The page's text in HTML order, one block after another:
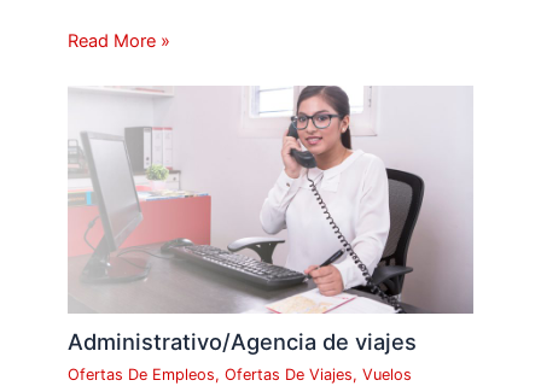
Read More »
Administrativo/Agencia de viajes
Ofertas De Empleos,Ofertas De Viajes,Vuelos